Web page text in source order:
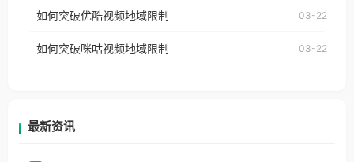
权限制所困扰。
制问题，且仅能在中国大陆地区播放。 遇到这个问题
户收听网易云音乐地区版权限制」的问题，无论人在
如何突破优酷视频地域限制 03-22
如何突破咪咕视频地域限制 03-22
最新资讯